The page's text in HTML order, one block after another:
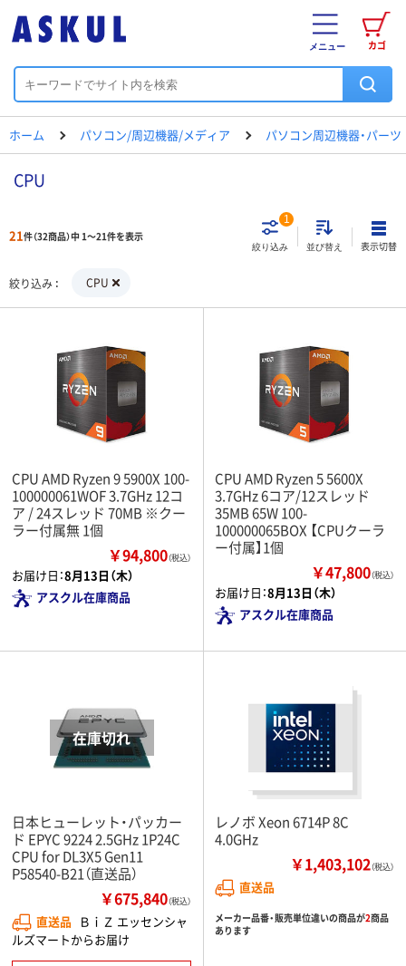
カゴ
メニュー
ホーム パソコン/周辺機器/メディア パソコン周辺機器・パーツ
CPU
21件（32商品）中 1～21件を表示
絞り込み
1
並び替え 表示切替
絞り込み CPU
CPU AMD Ryzen 9 5900X 100-
100000061WOF 3.7GHz 12コ
ア / 24スレッド 70MB ※クー
ラー付属無 1個
￥94,800（税込）
お届け日：8月13日（木）
アスクル在庫商品
CPU AMD Ryzen 5 5600X
3.7GHz 6コア/12スレッド
35MB 65W 100-
100000065BOX 【CPUクーラ
ー付属】1個
￥47,800（税込）
お届け日：8月13日（木）
アスクル在庫商品
日本ヒューレット・パッカー
ド EPYC 9224 2.5GHz 1P24C
CPU for DL3X5 Gen11
P58540-B21（直送品）
￥675,840（税込）
直送品
ＢｉＺ エッセンシャ
ルズマートからお届け
レノボ Xeon 6714P 8C
4.0GHz
￥1,403,102（税込）
直送品
メーカー品番・販売単位違いの商品が2商品
あります